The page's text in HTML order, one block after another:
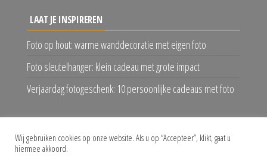
LAAT JE INSPIREREN
Foto op hout: warme wanddecoratie met eigen foto
Foto sleutelhanger: klein cadeau met grote impact
Verjaardag fotogeschenk: 10 persoonlijke cadeaus met foto
VOLG ONS
Wij gebruiken cookies op onze website. Als u op “Accepteer”, klikt, gaat u
hiermee akkoord.